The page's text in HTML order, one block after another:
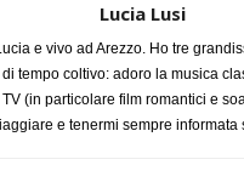
Lucia Lusi
e vivo ad Arezzo. Ho tre
tempo coltivo: adoro la musica
(in particolare film romantici e
e tenermi sempre informata